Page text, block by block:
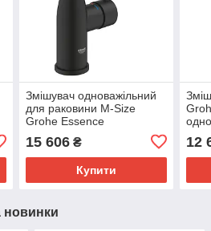
Змішувач одноважільний
для раковини M-Size
Grohe Essence
15 606₴
Купити
12
новинки